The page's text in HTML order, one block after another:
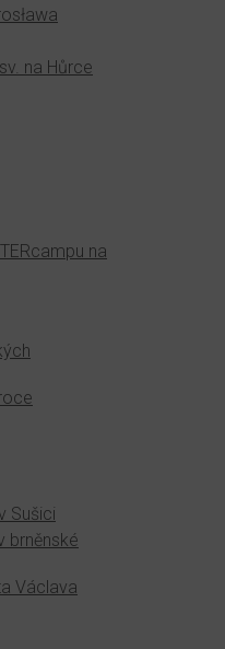
na Hůrce
na
Sušici
brněnské
Václava